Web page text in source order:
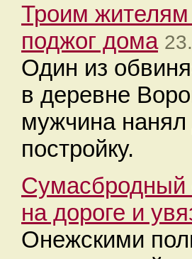
Троим жителям
поджог дома
Один из
в деревне
мужчина
постройку.
Сумасбродный
на дороге и
Онежскими